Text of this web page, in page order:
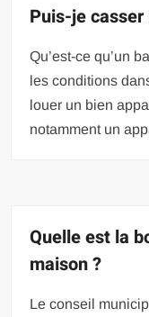
Puis-je
Qu’est-ce qu’un
les conditions
louer un bien
notamment un
Quelle est la
maison ?
Le conseil